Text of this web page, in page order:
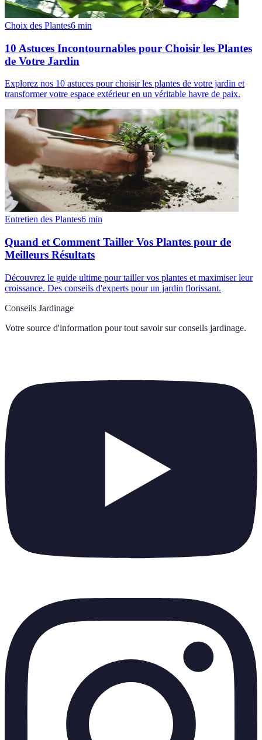
Choix des Plantes6 min
10 Astuces Incontournables pour Choisir les Plantes
de Votre Jardin
Explorez nos 10 astuces pour choisir les plantes de votre jardin et
transformer votre espace extérieur en un véritable havre de paix.
Entretien des Plantes6 min
Quand et Comment Tailler Vos Plantes pour de
Meilleurs Résultats
Découvrez le guide ultime pour tailler vos plantes et maximiser leur
croissance. Des conseils d'experts pour un jardin florissant.
Conseils Jardinage
Votre source d'information pour tout savoir sur conseils jardinage.